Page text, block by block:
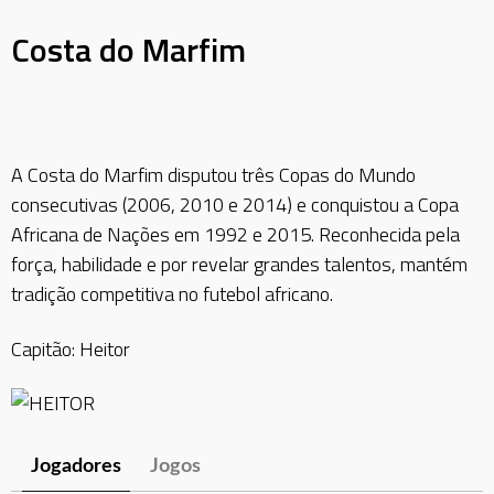
Costa do Marfim
A Costa do Marfim disputou três Copas do Mundo
consecutivas (2006, 2010 e 2014) e conquistou a Copa
Africana de Nações em 1992 e 2015. Reconhecida pela
força, habilidade e por revelar grandes talentos, mantém
tradição competitiva no futebol africano.
Capitão: Heitor
Jogadores Jogos